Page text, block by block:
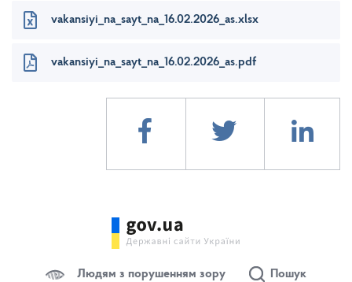
vakansiyi_na_sayt_na_16.02.2026_as.xlsx
vakansiyi_na_sayt_na_16.02.2026_as.pdf
Людям з порушенням зору Пошук